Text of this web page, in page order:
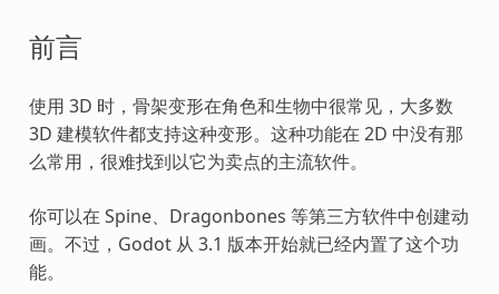
前言
使用 3D 时，骨架变形在角色和生物中很常见，大多数
3D 建模软件都支持这种变形。这种功能在 2D 中没有那
么常用，很难找到以它为卖点的主流软件。
你可以在 Spine、Dragonbones 等第三方软件中创建动
画。不过，Godot 从 3.1 版本开始就已经内置了这个功
能。